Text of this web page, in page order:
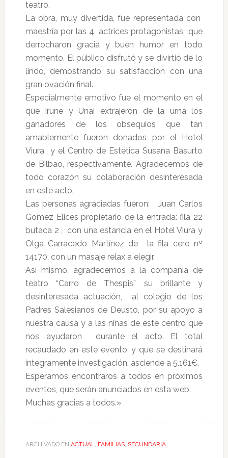
teatro.
La obra, muy divertida, fue representada con
maestría por las 4 actrices protagonistas que
derrocharon gracia y buen humor en todo
momento. El público disfrutó y se divirtió de lo
lindo, demostrando su satisfacción con una
gran ovación final.
Especialmente emotivo fue el momento en el
que Irune y Unai extrajeron de la urna los
ganadores de los obsequios que tan
amablemente fueron donados por el Hotel
Viura y el Centro de Estética Susana Basurto
de Bilbao, respectivamente. Agradecemos de
todo corazón su colaboración desinteresada
en este acto.
Las personas agraciadas fueron: Juan Carlos
Gomez Elices propietario de la entrada: fila 22
butaca 2 , con una estancia en el Hotel Viura y
Olga Carracedo Martínez de la fila cero nº
14170, con un masaje relax a elegir.
Así mismo, agradecemos a la compañía de
teatro “Carro de Thespis” su brillante y
desinteresada actuación, al colegio de los
Padres Salesianos de Deusto, por su apoyo a
nuestra causa y a las niñas de este centro que
nos ayudaron durante el acto. El total
recaudado en este evento, y que se destinará
integramente investigación, asciende a 5.161€.
Esperamos encontraros a todos en próximos
eventos, que serán anunciados en esta web.
Muchas gracias a todos.»
ARCHIVADO EN:ACTUAL FAMILIAS, SECUNDARIA